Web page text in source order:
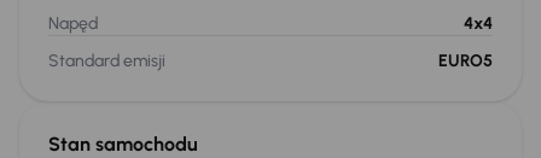
Stan samochodu
Napęd
4x4
Standard emisji
EURO5